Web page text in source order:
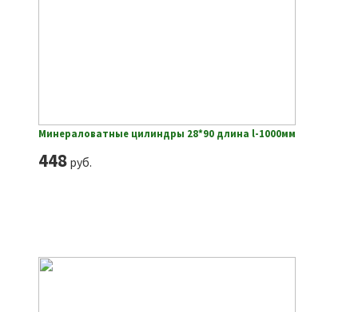
Минераловатные цилиндры 28*90 длина l-1000мм
448руб.